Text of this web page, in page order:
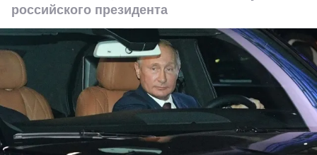
российского президента